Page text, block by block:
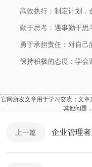
高效执行：制定计划，
勤于思考：遇事勤于思
勇于承担责任：对自己
保持积极的态度：学会
官网所发文章用于学习交流；文
其他问题
上一篇 企业管理